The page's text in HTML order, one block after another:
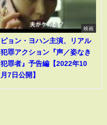
映画
ピョン・ヨハン主演、リアル
犯罪アクション『声／姿なき
犯罪者』予告編【2022年10
月7日公開】